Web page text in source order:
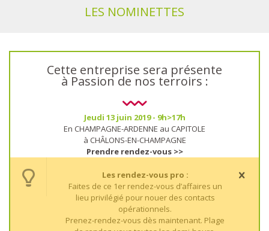
LES NOMINETTES
Cette entreprise sera présente
à Passion de nos terroirs :
Jeudi 13 juin 2019 - 9h>17h
En CHAMPAGNE-ARDENNE au CAPITOLE
à CHÂLONS-EN-CHAMPAGNE
Prendre rendez-vous >>
Les rendez-vous pro :
Faites de ce 1er rendez-vous d’affaires un
lieu privilégié pour nouer des contacts
opérationnels.
Prenez-rendez-vous dès maintenant. Plage